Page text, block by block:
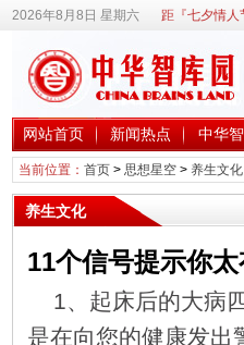
2026年8月8日 星期六 距『七夕情人
网站首页 新闻热点 中华
当前位置： 首页> 思想星空> 养生文化
养生文化
11个信号提示你
1、起床后的大病
是在向您的健康发